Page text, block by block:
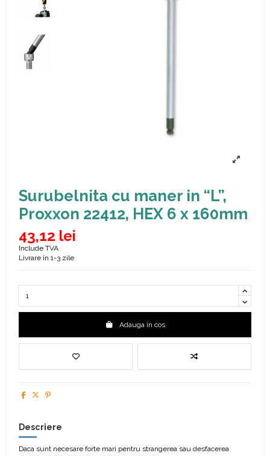
Surubelnita cu maner in “L”,
Proxxon 22412, HEX 6 x 160mm
43,12 lei
Include TVA
Livrare în 1-3 zile
Adauga in cos
Descriere
Daca sunt necesare forte mari pentru strangerea sau desfacerea